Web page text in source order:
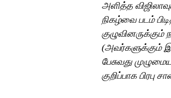
அளித்த
நிகழ்வை படம்
குழுவினருக்கும்
(அவர்களுக்கும்
பேசுவது
குறிப்பாக